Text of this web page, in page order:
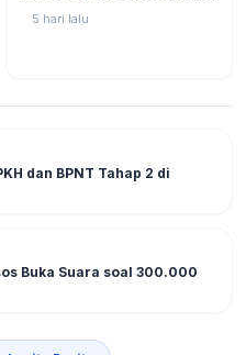
5 hari lalu
dan BPNT Tahap 2 di
Buka Suara soal 300.000